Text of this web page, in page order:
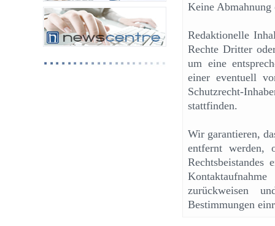
Keine
Redaktionelle
Rechte Dritter
um eine
einer eventuell
Schutzrecht-
stattfinden.
Wir garantieren,
entfernt werden,
zurückweisen
Bestimmungen